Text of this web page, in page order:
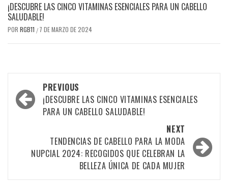
¡DESCUBRE LAS CINCO VITAMINAS ESENCIALES PARA UN CABELLO
SALUDABLE!
POR RGB11 / 7 DE MARZO DE 2024
Post
navigation
PREVIOUS
¡DESCUBRE LAS CINCO VITAMINAS ESENCIALES
PARA UN CABELLO SALUDABLE!
NEXT
TENDENCIAS DE CABELLO PARA LA MODA
NUPCIAL 2024: RECOGIDOS QUE CELEBRAN LA
BELLEZA ÚNICA DE CADA MUJER